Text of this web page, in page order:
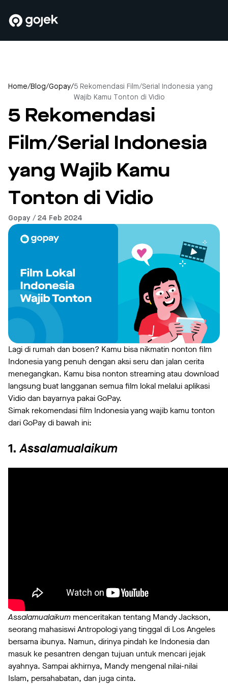
Home/Blog/Gopay/5 Rekomendasi Film/Serial Indonesia yang
Wajib Kamu Tonton di Vidio
5 Rekomendasi
Film/Serial Indonesia
yang Wajib Kamu
Tonton di Vidio
Gopay / 24 Feb 2024
Lagi di rumah dan bosen? Kamu bisa nikmatin nonton film
Indonesia yang penuh dengan aksi seru dan jalan cerita
menegangkan. Kamu bisa nonton streaming atau download
langsung buat langganan semua film lokal melalui aplikasi
Vidio dan bayarnya pakai GoPay.
Simak rekomendasi film Indonesia yang wajib kamu tonton
dari GoPay di bawah ini:
1.Assalamualaikum
Assalamualaikum menceritakan tentang Mandy Jackson,
seorang mahasiswi Antropologi yang tinggal di Los Angeles
bersama ibunya. Namun, dirinya pindah ke Indonesia dan
masuk ke pesantren dengan tujuan untuk mencari jejak
ayahnya. Sampai akhirnya, Mandy mengenal nilai-nilai
Islam, persahabatan, dan juga cinta.